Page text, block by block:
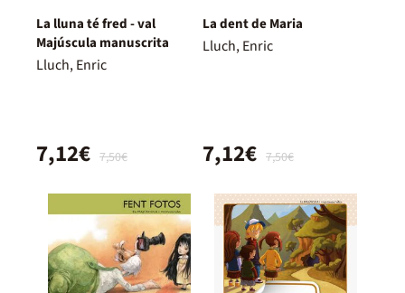
La lluna té fred - val
Majúscula manuscrita
Lluch, Enric
7,50€
7,12€
La dent de Maria
Lluch, Enric
7,50€
7,12€